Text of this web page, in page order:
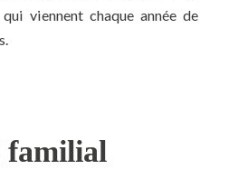
viennent chaque année de
familial